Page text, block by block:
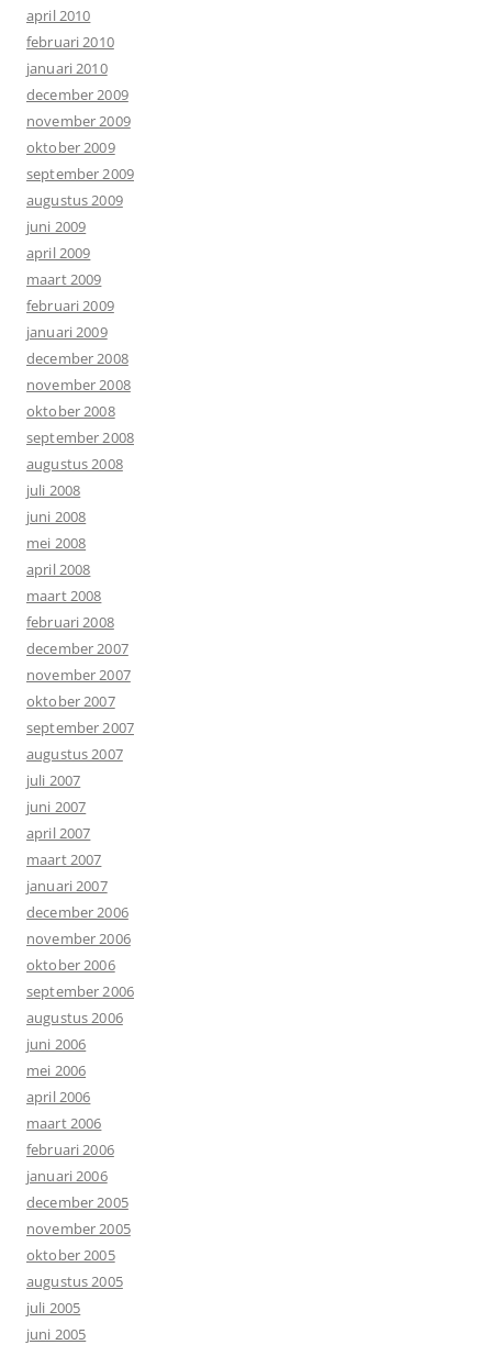
april 2010
februari 2010
januari 2010
december 2009
november 2009
oktober 2009
september 2009
augustus 2009
juni 2009
april 2009
maart 2009
februari 2009
januari 2009
december 2008
november 2008
oktober 2008
september 2008
augustus 2008
juli 2008
juni 2008
mei 2008
april 2008
maart 2008
februari 2008
december 2007
november 2007
oktober 2007
september 2007
augustus 2007
juli 2007
juni 2007
april 2007
maart 2007
januari 2007
december 2006
november 2006
oktober 2006
september 2006
augustus 2006
juni 2006
mei 2006
april 2006
maart 2006
februari 2006
januari 2006
december 2005
november 2005
oktober 2005
augustus 2005
juli 2005
juni 2005